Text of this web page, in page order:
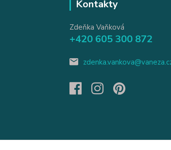
Kontakty
Zdeňka Vaňková
+420 605 300 872